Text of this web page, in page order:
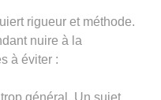
rigueur et méthode.
nuire à la
à éviter :